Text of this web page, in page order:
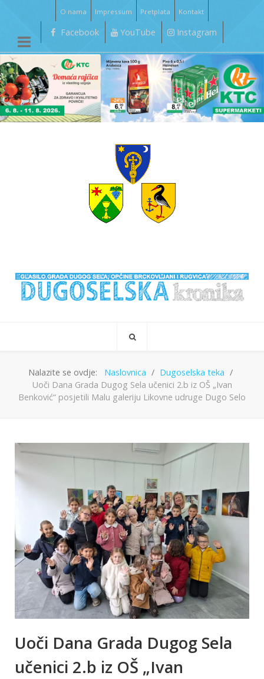
O nama Impressum Pretplata Kontakt
Facebook YouTube Instagram
Nalazite se ovdje: Naslovnica
Dugoselska teka
Uoči Dana Grada Dugog Sela učenici 2.b iz OŠ „Ivan
Benković“ posjetili Malu galeriju Likovne udruge Dugo Selo
Uoči Dana Grada Dugog Sela
učenici 2.b iz OŠ „Ivan